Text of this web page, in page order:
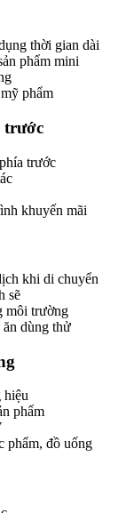
thời gian dài
phẩm mini
phẩm
trước
trước
khuyến mãi
khi di chuyển
sẽ
môi trường
ăn dùng thử
hiệu
phẩm
phẩm, đồ uống